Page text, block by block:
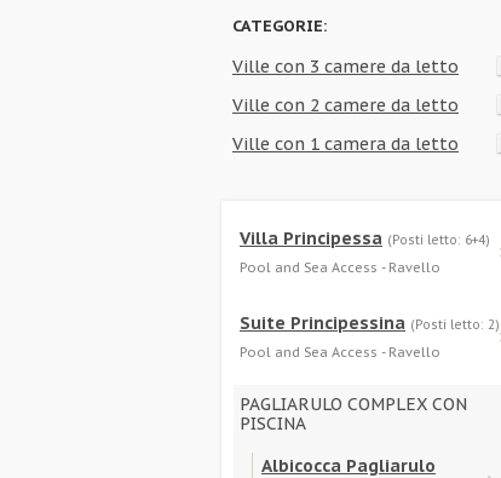
CATEGORIE:
Ville con 3 camere da letto
Ville con 2 camere da letto
Ville con 1 camera da letto
Villa Principessa (Posti letto: 6+4)
Pool and Sea Access - Ravello
Suite Principessina (Posti letto: 2)
Pool and Sea Access - Ravello
PAGLIARULO COMPLEX CON
PISCINA
Albicocca Pagliarulo